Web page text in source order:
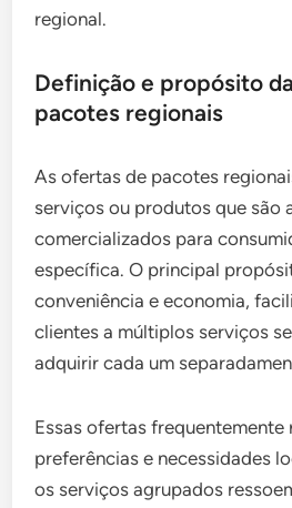
regional.
Definição e propósito
pacotes regionais
As ofertas de pacotes
serviços ou produtos que são
comercializados para
específica. O principal
conveniência e economia,
clientes a múltiplos serviços
adquirir cada um
Essas ofertas frequentemente
preferências e necessidades
os serviços agrupados